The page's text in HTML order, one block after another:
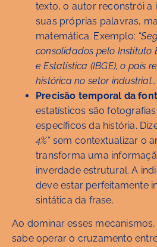
texto, o autor reconstrói a
suas próprias palavras,
matemática. Exemplo:
consolidados pelo Instituto
e Estatística (IBGE), o país
histórica no setor
Precisão temporal da
estatísticos são
específicos da história.
4%”sem contextualizar o
transforma uma
inverdade estrutural. A
deve estar perfeitamente
sintática da frase.
Ao dominar esses
sabe operar o cruzamento